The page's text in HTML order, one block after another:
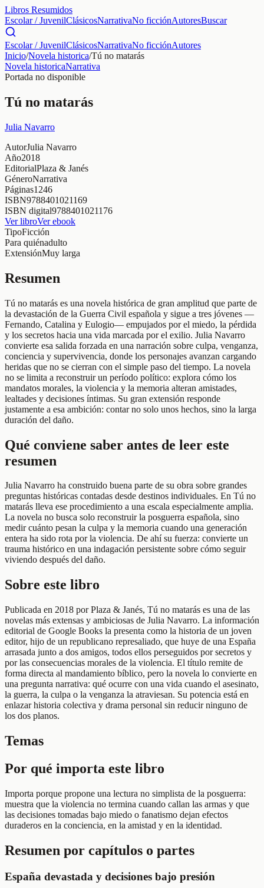
Libros Resumidos
Escolar / JuvenilClásicosNarrativaNo ficciónAutoresBuscar
Escolar / JuvenilClásicosNarrativaNo ficciónAutores
Inicio/Novela historica/Tú no matarás
Novela historicaNarrativa
Portada no disponible
Tú no matarás
Julia Navarro
AutorJulia Navarro
Año2018
EditorialPlaza & Janés
GéneroNarrativa
Páginas1246
ISBN9788401021169
ISBN digital9788401021176
Ver libroVer ebook
TipoFicción
Para quiénadulto
ExtensiónMuy larga
Resumen
Tú no matarás es una novela histórica de gran amplitud que parte de
la devastación de la Guerra Civil española y sigue a tres jóvenes —
Fernando, Catalina y Eulogio— empujados por el miedo, la pérdida
y los secretos hacia una vida marcada por el exilio. Julia Navarro
convierte esa salida forzada en una narración sobre culpa, venganza,
conciencia y supervivencia, donde los personajes avanzan cargando
heridas que no se cierran con el simple paso del tiempo. La novela
no se limita a reconstruir un período político: explora cómo los
mandatos morales, la violencia y la memoria alteran amistades,
lealtades y decisiones íntimas. Su gran extensión responde
justamente a esa ambición: contar no solo unos hechos, sino la larga
duración del daño.
Qué conviene saber antes de leer este
resumen
Julia Navarro ha construido buena parte de su obra sobre grandes
preguntas históricas contadas desde destinos individuales. En Tú no
matarás lleva ese procedimiento a una escala especialmente amplia.
La novela no busca solo reconstruir la posguerra española, sino
medir cuánto pesan la culpa y la memoria cuando una generación
entera ha sido rota por la violencia. De ahí su fuerza: convierte un
trauma histórico en una indagación persistente sobre cómo seguir
viviendo después del daño.
Sobre este libro
Publicada en 2018 por Plaza & Janés, Tú no matarás es una de las
novelas más extensas y ambiciosas de Julia Navarro. La información
editorial de Google Books la presenta como la historia de un joven
editor, hijo de un republicano represaliado, que huye de una España
arrasada junto a dos amigos, todos ellos perseguidos por secretos y
por las consecuencias morales de la violencia. El título remite de
forma directa al mandamiento bíblico, pero la novela lo convierte en
una pregunta narrativa: qué ocurre con una vida cuando el asesinato,
la guerra, la culpa o la venganza la atraviesan. Su potencia está en
enlazar historia colectiva y drama personal sin reducir ninguno de
los dos planos.
Temas
Por qué importa este libro
Importa porque propone una lectura no simplista de la posguerra:
muestra que la violencia no termina cuando callan las armas y que
las decisiones tomadas bajo miedo o fanatismo dejan efectos
duraderos en la conciencia, en la amistad y en la identidad.
Resumen por capítulos o partes
España devastada y decisiones bajo presión